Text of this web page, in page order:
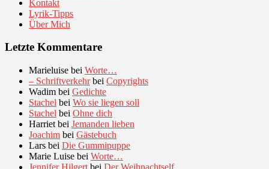
Kontakt
Lyrik-Tipps
Über Mich
Letzte Kommentare
Marieluise bei Worte…
– Schriftverkehrbei Copyrights
Wadim bei Gedichte
Stachel bei Wo sie liegen soll
Stachel bei Ohne dich
Harriet bei Jemanden lieben
Joachim bei Gästebuch
Lars bei Die Gummipuppe
Marie Luise bei Worte…
Jennifer Hilgert bei Der Weihnachtself